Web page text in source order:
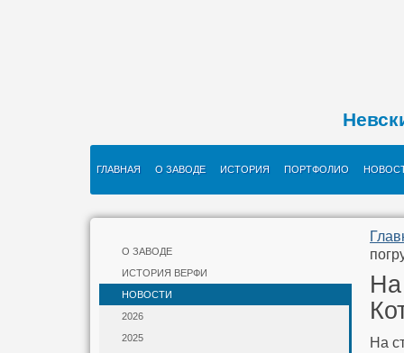
ГЛАВНАЯ О ЗАВОДЕ ИСТОРИЯ ПОРТФОЛИО
О ЗАВОДЕ
ИСТОРИЯ ВЕРФИ
НОВОСТИ
2026
2025
На